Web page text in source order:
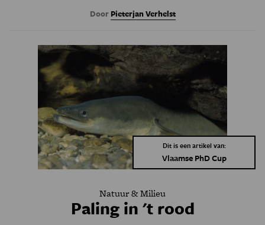
Door Pieterjan Verhelst
Dit is een artikel van:
Vlaamse PhD Cup
Natuur & Milieu
Paling in 't rood